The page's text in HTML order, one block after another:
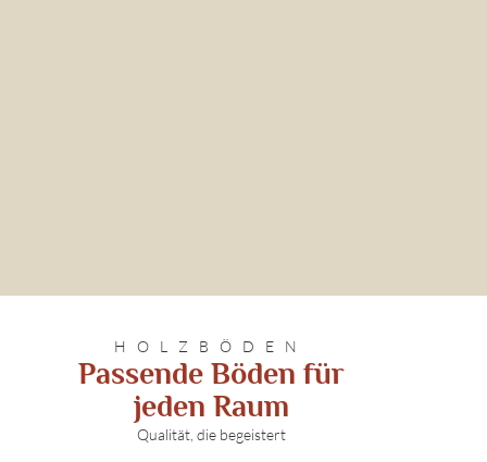
HOLZBÖDEN
Passende Böden für
jeden Raum
Qualität, die begeistert